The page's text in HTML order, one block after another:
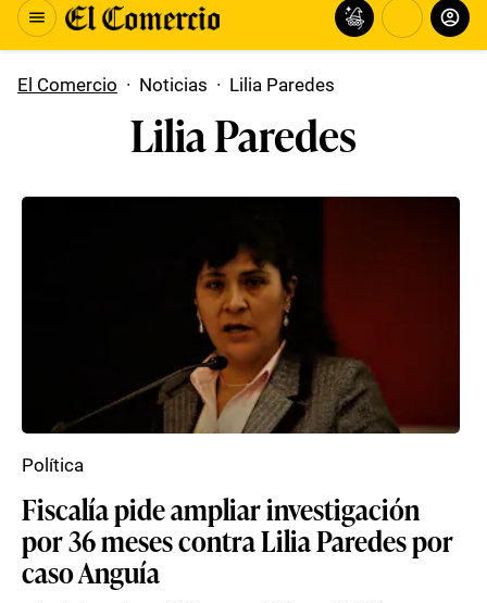
El Comercio · Noticias · Lilia Paredes
Lilia Paredes
Fiscalía pide ampliar investigación
por 36 meses contra Lilia Paredes por
caso Anguía
Política